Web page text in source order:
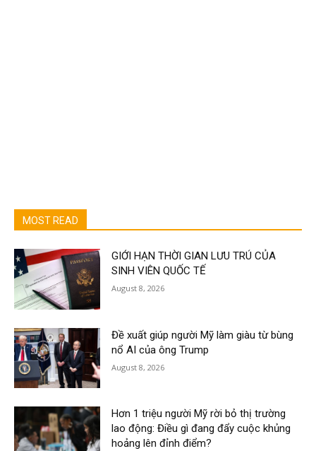
MOST READ
GIỚI HẠN THỜI GIAN LƯU TRÚ CỦA
SINH VIÊN QUỐC TẾ
August 8, 2026
Đề xuất giúp người Mỹ làm giàu từ bùng
nổ AI của ông Trump
August 8, 2026
Hơn 1 triệu người Mỹ rời bỏ thị trường
lao động: Điều gì đang đẩy cuộc khủng
hoảng lên đỉnh điểm?